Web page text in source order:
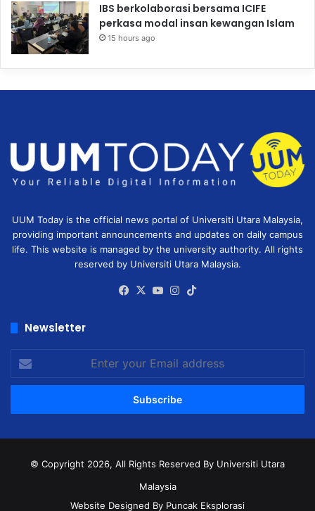
IBS berkolaborasi bersama ICIFE
perkasa modal insan kewangan Islam
15 hours ago
UUM Today is the official news portal of Universiti Utara Malaysia,
providing important announcements and updates on daily campus
life. This website is managed by the university authority. All rights
reserved by Universiti Utara Malaysia.
Facebook
X YouTubeInstagram
Newsletter
your
Email
© Copyright 2026, All Rights Reserved By Universiti Utara
Malaysia
Website Designed By Puncak Eksplorasi